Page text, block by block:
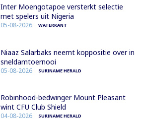
Inter Moengotapoe versterkt selectie
met spelers uit Nigeria
05-08-2026 WATERKANT
Niaaz Salarbaks neemt koppositie over in
sneldamtoernooi
05-08-2026 SURINAME HERALD
Robinhood-bedwinger Mount Pleasant
wint CFU Club Shield
04-08-2026 SURINAME HERALD